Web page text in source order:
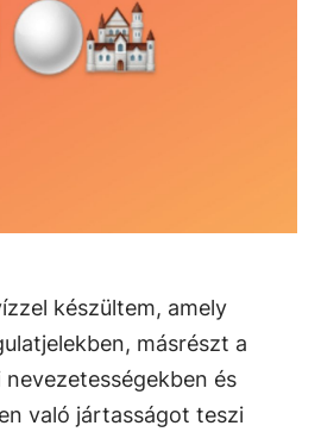
készültem, amely
másrészt a
és
való jártasságot teszi